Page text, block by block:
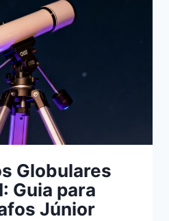
Globulares
Guia para
Júnior